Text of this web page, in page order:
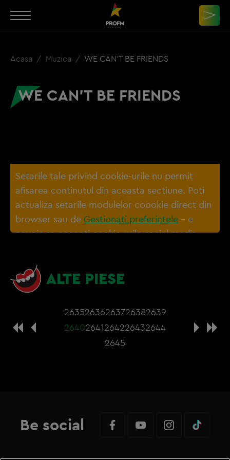
Acasa Muzica WE CAN'T BE FRIENDS
WE CAN'T BE FRIENDS
Setarile tale privind cookie-urile nu permit
afisarea continutul din aceasta sectiune. Poti
actualiza setarile modulelor coookie direct din
browser sau de Gestionați preferințele – e
nevoie sa accepti cookie-urile social media
ALTE PIESE
26352636263726382639
26402641264226432644
2645
Be social